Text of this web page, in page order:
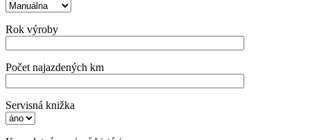
Rok výroby
Počet najazdených km
Servisná knižka